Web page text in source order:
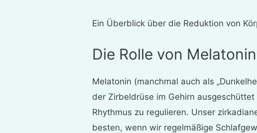
Ein Überblick über die Reduktion von
Die Rolle von Melatonin
Melatonin (manchmal auch als
der Zirbeldrüse im Gehirn
Rhythmus zu regulieren. Unser
besten, wenn wir regelmäßige